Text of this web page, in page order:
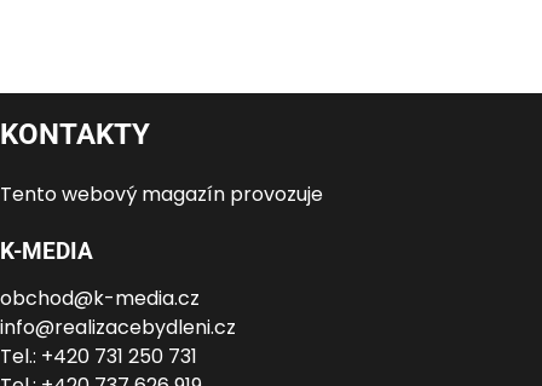
KONTAKTY
Tento webový magazín provozuje
K-MEDIA
obchod@k-media.cz
info@realizacebydleni.cz
Tel.: +420 731 250 731